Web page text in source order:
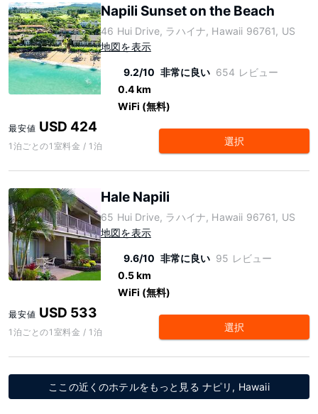
Napili Sunset on the Beach
46 Hui Drive, ラハイナ, Hawaii 96761, US
地図を表示
9.2/10 非常に良い 654 レビュー
0.4 km
WiFi (無料)
最安値 USD 424
1泊ごとの1室料金 / 1泊 選択
Hale Napili
65 Hui Drive, ラハイナ, Hawaii 96761, US
地図を表示
9.6/10 非常に良い 95 レビュー
0.5 km
WiFi (無料)
最安値 USD 533
1泊ごとの1室料金 / 1泊 選択
ここの近くのホテルをもっと見る ナピリ, Hawaii